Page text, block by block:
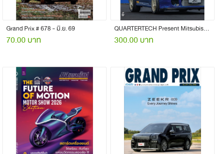
Grand Prix # 678 - มิ.ย. 69
70.00 บาท
QUARTERTECH Present Mitsubishi Lancer EVOLUTION
300.00 บาท